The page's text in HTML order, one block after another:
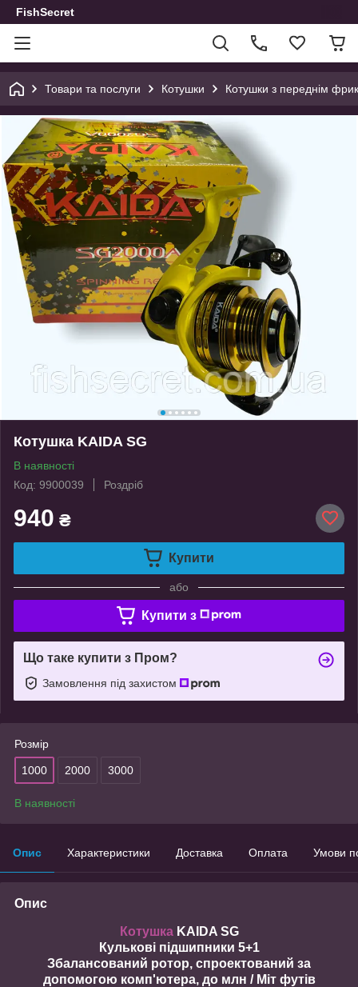
FishSecret
Товари та послуги Котушки Котушки з переднім
Котушка KAIDA SG
В наявності
Код: 9900039
Роздріб
940 ₴
Купити
або
Купити з
Що таке купити з Пром?
Замовлення під захистом
Розмір
1000 2000 3000
В наявності
Опис Характеристики Доставка Оплата Умови
Опис
КотушкаKAIDA SG
Кулькові підшипники 5+1
Збалансований ротор, спроектований за
допомогою комп'ютера, до млн / Міт футів